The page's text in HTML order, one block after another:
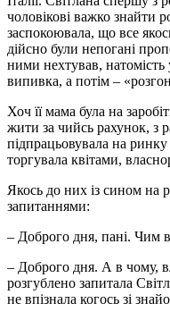
чоловікові важко знайти
заспокоювала, що все
дійсно були непогані
ними нехтував, натомість
випивка, а потім –
Хоч її мама була на
жити за чийсь рахунок, з
підпрацьовувала на
торгувала квітами,
Якось до них із сином на
запитаннями:
– Доброго дня, пані. Чим
– Доброго дня. А в чому,
розгублено запитала
не впізнала когось зі